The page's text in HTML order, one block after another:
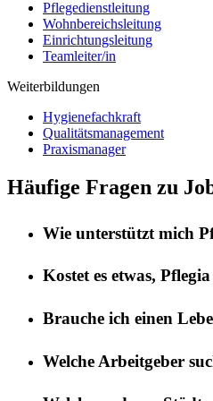
Pflegedienstleitung
Wohnbereichsleitung
Einrichtungsleitung
Teamleiter/in
Weiterbildungen
Hygienefachkraft
Qualitätsmanagement
Praxismanager
Häufige Fragen zu
Wie unterstützt mich
Kostet es etwas, Pflegia
Brauche ich einen
Welche Arbeitgeber